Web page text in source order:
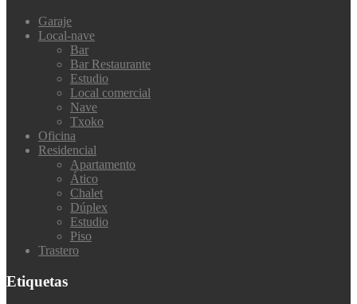
Garaje
Local-nave
Bar
Bar Restaurante
Estudio
Local comercial
Nave
Txoko
Oficina
Residencial
Apartamento
Ático
Chalet
Dúplex
Estudio
Piso
Trastero
Etiquetas